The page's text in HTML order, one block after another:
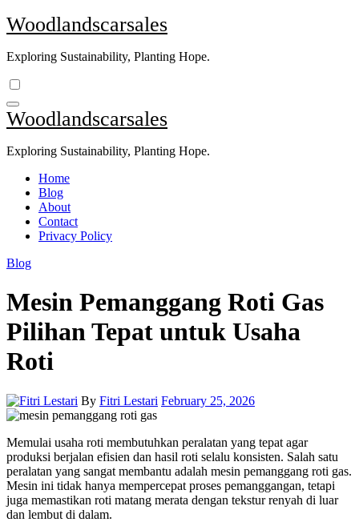
Skip
to
Woodlandscarsales
Exploring Sustainability, Planting Hope.
Woodlandscarsales
Exploring Sustainability, Planting Hope.
Home
Blog
About
Contact
Privacy Policy
Blog
Mesin Pemanggang Roti Gas
Pilihan Tepat untuk Usaha
Roti
By Fitri Lestari February 25, 2026
Memulai usaha roti membutuhkan peralatan yang tepat agar
produksi berjalan efisien dan hasil roti selalu konsisten. Salah satu
peralatan yang sangat membantu adalah mesin pemanggang roti gas.
Mesin ini tidak hanya mempercepat proses pemanggangan, tetapi
juga memastikan roti matang merata dengan tekstur renyah di luar
dan lembut di dalam.